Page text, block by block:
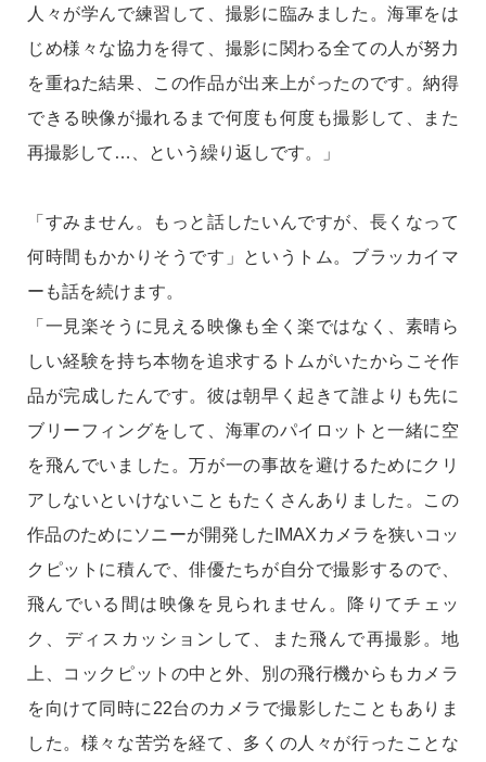
人々が学んで練習して、撮影に臨みました。海軍をは
じめ様々な協力を得て、撮影に関わる全ての人が努力
を重ねた結果、この作品が出来上がったのです。納得
できる映像が撮れるまで何度も何度も撮影して、また
再撮影して…、という繰り返しです。」
「すみません。もっと話したいんですが、長くなって
何時間もかかりそうです」というトム。ブラッカイマ
ーも話を続けます。
「一見楽そうに見える映像も全く楽ではなく、素晴ら
しい経験を持ち本物を追求するトムがいたからこそ作
品が完成したんです。彼は朝早く起きて誰よりも先に
ブリーフィングをして、海軍のパイロットと一緒に空
を飛んでいました。万が一の事故を避けるためにクリ
アしないといけないこともたくさんありました。この
作品のためにソニーが開発したIMAXカメラを狭いコッ
クピットに積んで、俳優たちが自分で撮影するので、
飛んでいる間は映像を見られません。降りてチェッ
ク、ディスカッションして、また飛んで再撮影。地
上、コックピットの中と外、別の飛行機からもカメラ
を向けて同時に22台のカメラで撮影したこともありま
した。様々な苦労を経て、多くの人々が行ったことな